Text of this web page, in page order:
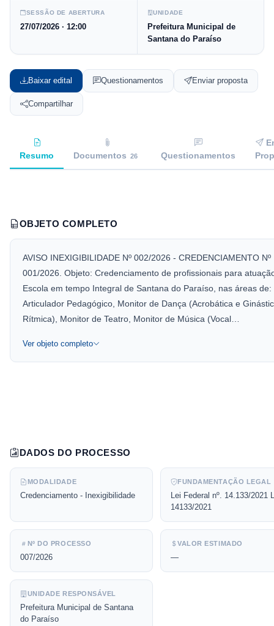
SESSÃO DE ABERTURA
27/07/2026 · 12:00
UNIDADE
Prefeitura Municipal de
Santana do Paraíso
Baixar edital Questionamentos Enviar proposta
Compartilhar
Resumo Documentos 26 Questionamentos
OBJETO COMPLETO
AVISO INEXIGIBILIDADE Nº 002/2026 - CREDENCIAMENTO Nº
001/2026. Objeto: Credenciamento de profissionais para
Escola em tempo Integral de Santana do Paraíso, nas áreas de:
Articulador Pedagógico, Monitor de Dança (Acrobática e
Rítmica), Monitor de Teatro, Monitor de Música (Vocal…
Ver objeto completo
DADOS DO PROCESSO
MODALIDADE
Credenciamento - Inexigibilidade
FUNDAMENTAÇÃO LEGAL
Lei Federal nº. 14.133/2021
14133/2021
Nº DO PROCESSO
007/2026
VALOR ESTIMADO
—
UNIDADE RESPONSÁVEL
Prefeitura Municipal de Santana
do Paraíso